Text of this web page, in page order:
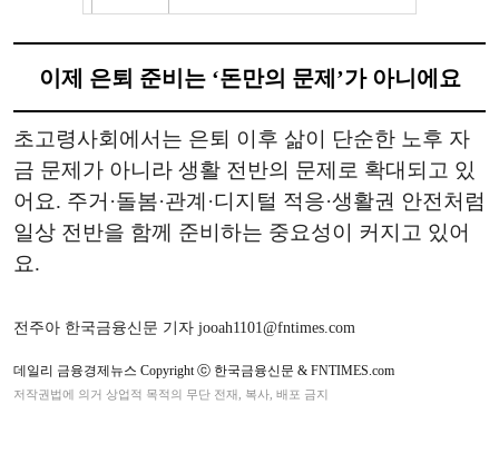
이제 은퇴 준비는 ‘돈만의 문제’가 아니에요
초고령사회에서는 은퇴 이후 삶이 단순한 노후 자
금 문제가 아니라 생활 전반의 문제로 확대되고 있
어요. 주거·돌봄·관계·디지털 적응·생활권 안전처럼
일상 전반을 함께 준비하는 중요성이 커지고 있어
요.
전주아 한국금융신문 기자 jooah1101@fntimes.com
데일리 금융경제뉴스 Copyright ⓒ 한국금융신문 & FNTIMES.com
저작권법에 의거 상업적 목적의 무단 전재, 복사, 배포 금지